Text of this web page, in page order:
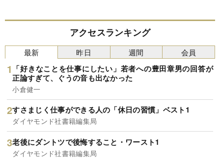
アクセスランキング
最新
「好きなことを仕事にしたい」若者への豊田章男の回答が
正論すぎて、ぐうの音も出なかった
小倉健一
すさまじく仕事ができる人の「休日の習慣」ベスト1
ダイヤモンド社書籍編集局
老後にダントツで後悔すること・ワースト1
ダイヤモンド社書籍編集局
昨日 週間 会員